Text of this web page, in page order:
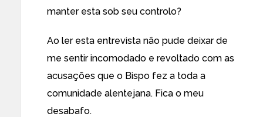
manter esta sob seu controlo?
Ao ler esta entrevista não pude deixar de
me sentir incomodado e revoltado com as
acusações que o Bispo fez a toda a
comunidade alentejana. Fica o meu
desabafo.